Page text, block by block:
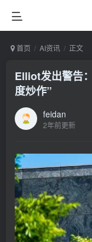
首页 AI资讯 正文
Elliot发出警告
度炒作”
feidan
2年前更新